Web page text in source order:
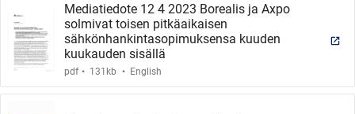
Mediatiedote 12 4 2023 Borealis ja Axpo
solmivat toisen pitkäaikaisen
sähkönhankintasopimuksensa kuuden
kuukauden sisällä
pdf . 131kb . English